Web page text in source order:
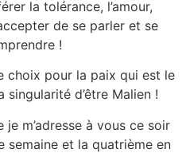
la tolérance, l’amour,
de se parler et se
!
choix pour la paix qui est le
d’être Malien !
je m’adresse à vous ce soir
semaine et la quatrième en